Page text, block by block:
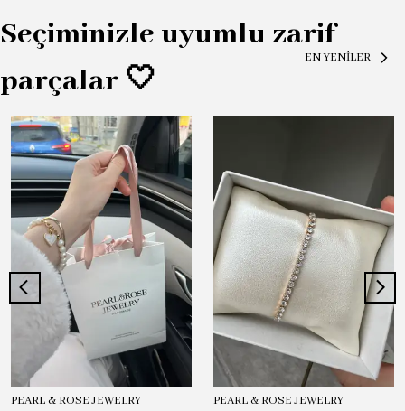
Seçiminizle uyumlu zarif
parçalar 🤍
EN YENİLER
PEARL & ROSE JEWELRY PEARL & ROSE JEWELRY